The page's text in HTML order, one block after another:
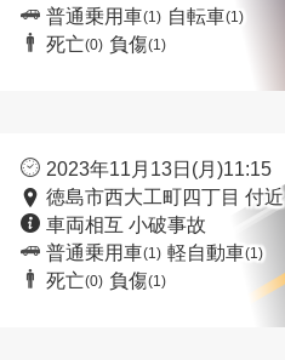
普通乗用車(1) 自転車(1)
死亡(0) 負傷(1)
2023年11月13日(月)11:15
徳島市西大工町四丁目 付近
車両相互 小破事故
普通乗用車(1) 軽自動車(1)
死亡(0) 負傷(1)